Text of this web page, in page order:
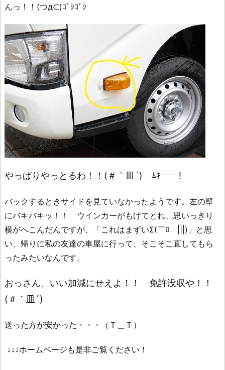
んっ！！(つд⊂)ｺﾞｼｺﾞｼ
やっぱりやっとるわ！！(＃｀皿´) ﾑｷｰｰｰｰ!
バックするときサイドを見ていなかったようです。左の壁
にバキバキッ！！ ウインカーがもげてとれ、思いっきり
横がへこんだんですが、「これはまずいΣ(￣ﾛ￣|||)」と思
い、帰りに私の友達の車屋に行って、そこそこ直してもら
ったみたいなんです。
おっさん、いい加減にせえよ！！ 免許没収や！！
(＃｀皿´)
送った方が安かった・・・（Ｔ＿Ｔ）
↓↓↓ホームページも是非ご覧ください！